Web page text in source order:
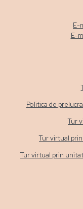
E-
E-
Politica de
Tur
Tur virtual
Tur virtual prin